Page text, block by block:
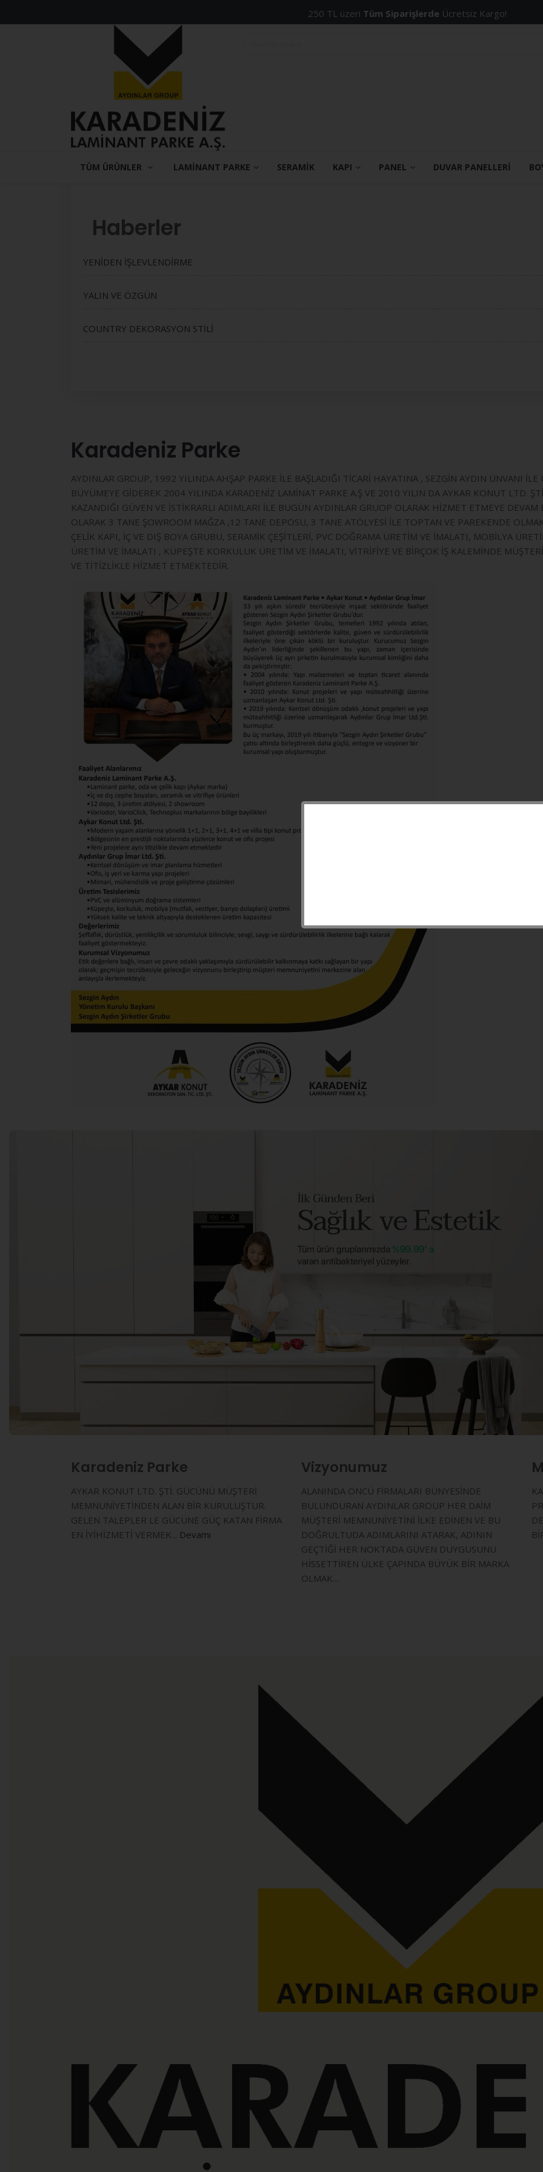
250 TL üzeri Tüm Siparişlerde Ücretsiz Kargo!
TÜM ÜRÜNLER LAMİNANT PARKE SERAMİK KAPI PANEL DUVAR PANELLERİ
Haberler
YENİDEN İŞLEVLENDİRME
YALIN VE ÖZGÜN
COUNTRY DEKORASYON STİLİ
Karadeniz Parke
AYDINLAR GROUP, 1992 YILINDA AHŞAP PARKE İLE BAŞLADIĞI TİCARİ HAYATINA , SEZGİN AYDIN ÜNVANI
BÜYÜMEYE GİDEREK 2004 YILINDA KARADENİZ LAMİNAT PARKE A.Ş VE 2010 YILIN DA AYKAR KONUT LTD.
KAZANDIĞI GÜVEN VE İSTİKRARLI ADIMLARI İLE BUGÜN AYDINLAR GRUOP OLARAK HİZMET ETMEYE DEVAM
OLARAK 3 TANE ŞOWROOM MAĞZA ,12 TANE DEPOSU, 3 TANE ATÖLYESİ İLE TOPTAN VE PAREKENDE
ÇELİK KAPI, İÇ VE DIŞ BOYA GRUBU, SERAMİK ÇEŞİTLERİ, PVC DOĞRAMA ÜRETİM VE İMALATI, MOBİLYA
ÜRETİM VE İMALATI , KÜPEŞTE KORKULUK ÜRETİM VE İMALATI, VİTRİFİYE VE BİRÇOK İŞ KALEMİNDE
VE TİTİZLİKLE HİZMET ETMEKTEDİR.
Karadeniz Parke
AYKAR KONUT LTD. ŞTİ. GÜCÜNÜ MÜŞTERİ
MEMNUNİYETİNDEN ALAN BİR KURULUŞTUR.
GELEN TALEPLER LE GÜCÜNE GÜÇ KATAN FİRMA
EN İYİHİZMETİ VERMEK... Devamı
Vizyonumuz
ALANINDA ÖNCÜ FİRMALARI BÜNYESİNDE
BULUNDURAN AYDINLAR GROUP HER DAİM
MÜŞTERİ MEMNUNİYETİNİ İLKE EDİNEN VE BU
DOĞRULTUDA ADIMLARINI ATARAK, ADININ
GEÇTİĞİ HER NOKTADA GÜVEN DUYGUSUNU
HİSSETTİREN ÜLKE ÇAPINDA BÜYÜK BİR MARKA
OLMAK…